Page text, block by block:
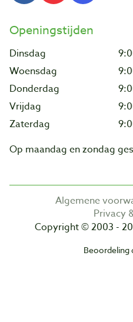
Openingstijden
Dinsdag
Woensdag
Donderdag
Vrijdag
Zaterdag
Op maandag en zondag
Algemene
Privacy
Copyright © 2003 -
Beoordeling